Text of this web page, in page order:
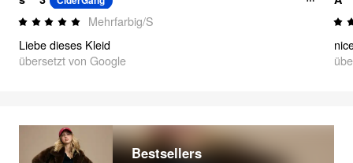
Mehrfarbig/S
Liebe dieses Kleid
übersetzt von Google
Bestsellers